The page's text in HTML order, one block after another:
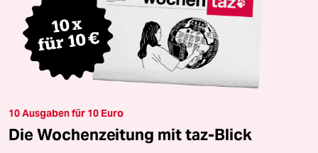
10 Ausgaben für 10 Euro
Die Wochenzeitung mit taz-Blick